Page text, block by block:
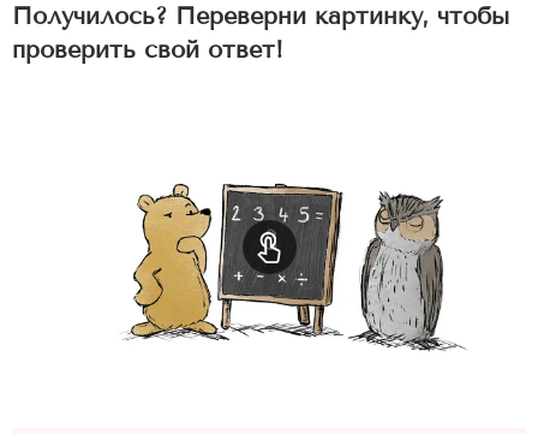
Получилось? Переверни картинку, чтобы
проверить свой ответ!